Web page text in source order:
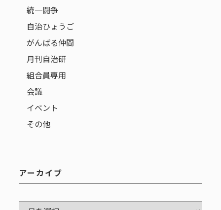
統一闘争
自治ひょうご
がんばる仲間
月刊自治研
組合員専用
会議
イベント
その他
アーカイブ
ア